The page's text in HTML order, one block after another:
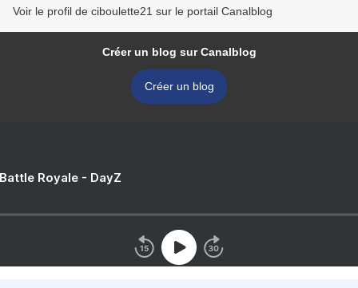
Voir le profil de ciboulette21 sur le portail Canalblog
Créer un blog sur Canalblog
Créer un blog
Royale - DayZ